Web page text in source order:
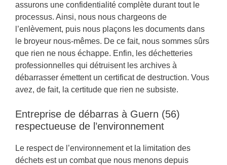
assurons une confidentialité complète durant tout le
processus. Ainsi, nous nous chargeons de
l’enlèvement, puis nous plaçons les documents dans
le broyeur nous-mêmes. De ce fait, nous sommes sûrs
que rien ne nous échappe. Enfin, les déchetteries
professionnelles qui détruisent les archives à
débarrasser émettent un certificat de destruction. Vous
avez, de fait, la certitude que rien ne subsiste.
Entreprise de débarras à Guern (56)
respectueuse de l’environnement
Le respect de l’environnement et la limitation des
déchets est un combat que nous menons depuis